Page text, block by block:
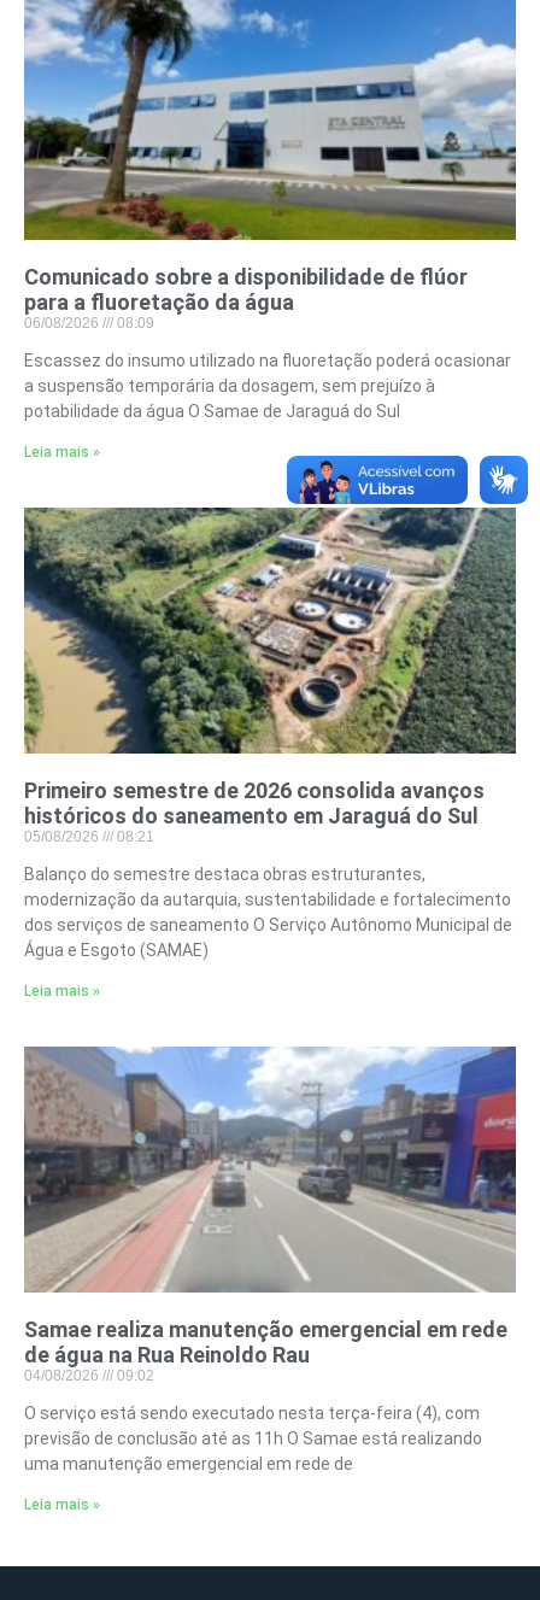
Comunicado sobre a disponibilidade de flúor
para a fluoretação da água
06/08/2026 08:09
Escassez do insumo utilizado na fluoretação poderá ocasionar
a suspensão temporária da dosagem, sem prejuízo à
potabilidade da água O Samae de Jaraguá do Sul
Leia mais »
Primeiro semestre de 2026 consolida avanços
históricos do saneamento em Jaraguá do Sul
05/08/2026 08:21
Balanço do semestre destaca obras estruturantes,
modernização da autarquia, sustentabilidade e fortalecimento
dos serviços de saneamento O Serviço Autônomo Municipal de
Água e Esgoto (SAMAE)
Leia mais »
Samae realiza manutenção emergencial em rede
de água na Rua Reinoldo Rau
04/08/2026 09:02
O serviço está sendo executado nesta terça-feira (4), com
previsão de conclusão até as 11h O Samae está realizando
uma manutenção emergencial em rede de
Leia mais »